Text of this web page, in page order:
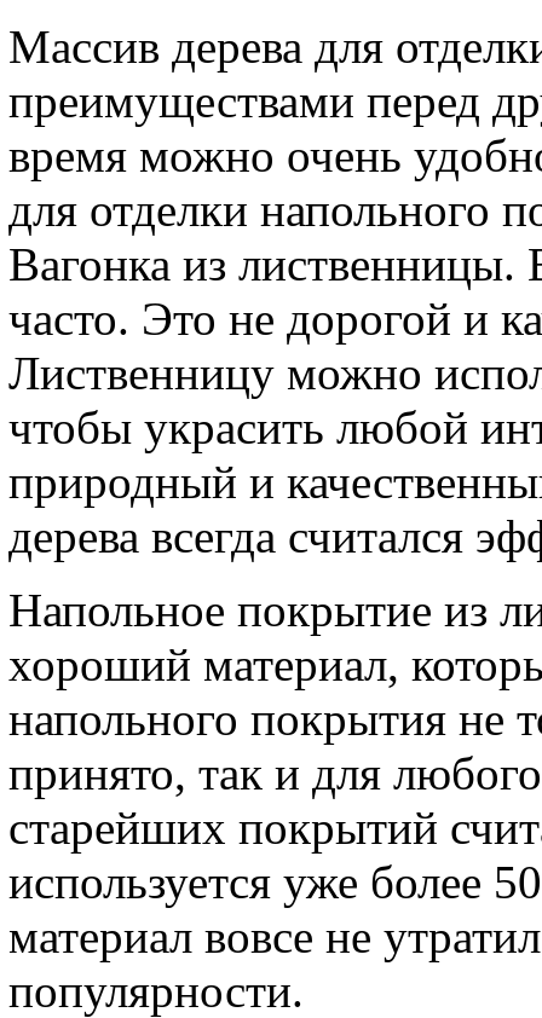
Массив дерева для
преимуществами перед
время можно очень
для отделки напольного
Вагонка из лиственницы.
часто. Это не дорогой и
Лиственницу можно
чтобы украсить любой
природный и
дерева всегда считался
Напольное покрытие из
хороший материал,
напольного покрытия не
принято, так и для
старейших покрытий
используется уже более
материал вовсе не
популярности.